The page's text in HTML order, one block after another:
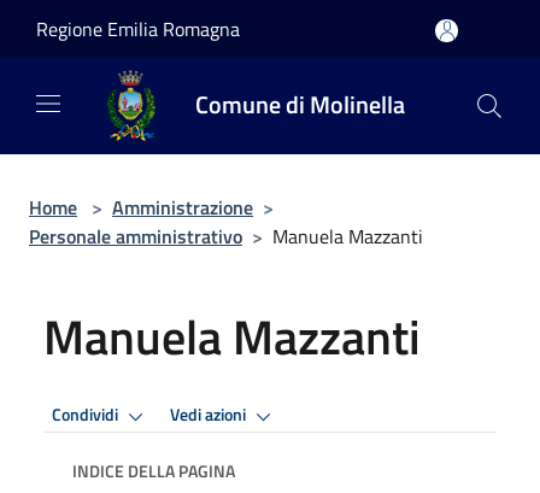
Regione Emilia Romagna
Comune di Molinella
Home > Amministrazione >
Personale amministrativo > Manuela Mazzanti
Manuela Mazzanti
Condividi Vedi azioni
INDICE DELLA PAGINA